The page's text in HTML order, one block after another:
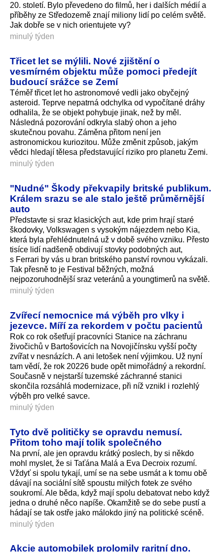
20. století. Bylo převedeno do filmů, her i dalších médií a
příběhy ze Středozemě znají miliony lidí po celém světě.
Jak dobře se v nich orientujete vy?
minulý týden
Třicet let se mýlili. Nové zjištění o
vesmírném objektu může pomoci předejít
budoucí srážce se Zemí
Téměř třicet let ho astronomové vedli jako obyčejný
asteroid. Teprve nepatrná odchylka od vypočítané dráhy
odhalila, že se objekt pohybuje jinak, než by měl.
Následná pozorování odkryla slabý ohon a jeho
skutečnou povahu. Záměna přitom není jen
astronomickou kuriozitou. Může změnit způsob, jakým
vědci hledají tělesa představující riziko pro planetu Zemi.
minulý týden
"Nudné" Škody překvapily britské publikum.
Králem srazu se ale stalo ještě průměrnější
auto
Představte si sraz klasických aut, kde prim hrají staré
škodovky, Volkswagen s vysokým nájezdem nebo Kia,
která byla přehlédnutelná už v době svého vzniku. Přesto
tisíce lidí nadšeně obdivují stovky podobných aut,
s Ferrari by vás u bran britského panství rovnou vykázali.
Tak přesně to je Festival běžných, možná
nejpozoruhodnější sraz veteránů a youngtimerů na světě.
minulý týden
Zvířecí nemocnice má výběh pro vlky i
jezevce. Míří za rekordem v počtu pacientů
Rok co rok ošetřují pracovníci Stanice na záchranu
živočichů v Bartošovicích na Novojičínsku vyšší počty
zvířat v nesnázích. A ani letošek není výjimkou. Už nyní
tam vědí, že rok 20226 bude opět mimořádný a rekordní.
Současně v nejstarší tuzemské záchranné stanici
skončila rozsáhlá modernizace, při níž vznikl i rozlehlý
výběh pro velké savce.
minulý týden
Tyto dvě političky se opravdu nemusí.
Přitom toho mají tolik společného
Na první, ale jen opravdu krátký poslech, by si někdo
mohl myslet, že si Taťána Malá a Eva Decroix rozumí.
Vždyť si spolu tykají, umí se na sebe usmát a k tomu obě
dávají na sociální sítě spoustu milých fotek ze svého
soukromí. Ale běda, když mají spolu debatovat nebo když
jedna o druhé něco napíše. Okamžitě se do sebe pustí a
hádají se tak ostře jako málokdo jiný na politické scéně.
minulý týden
Akcie automobilek prolomily raritní dno.